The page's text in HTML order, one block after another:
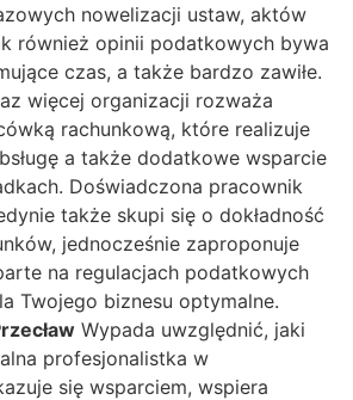
nowelizacji ustaw, aktów
również opinii podatkowych bywa
czas, a także bardzo zawiłe.
więcej organizacji rozważa
rachunkową, które realizuje
a także dodatkowe wsparcie
Doświadczona pracownik
także skupi się o dokładność
jednocześnie zaproponuje
na regulacjach podatkowych
Twojego biznesu optymalne.
Wypada uwzględnić, jaki
profesjonalistka w
się wsparciem, wspiera